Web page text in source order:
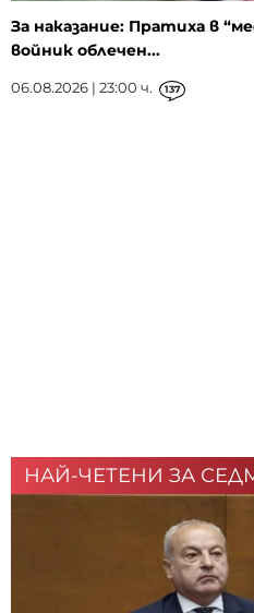
За наказание: Пратиха в
войник облечен...
06.08.2026 | 23:00 ч. 137
НАЙ-ЧЕТЕНИ ЗА